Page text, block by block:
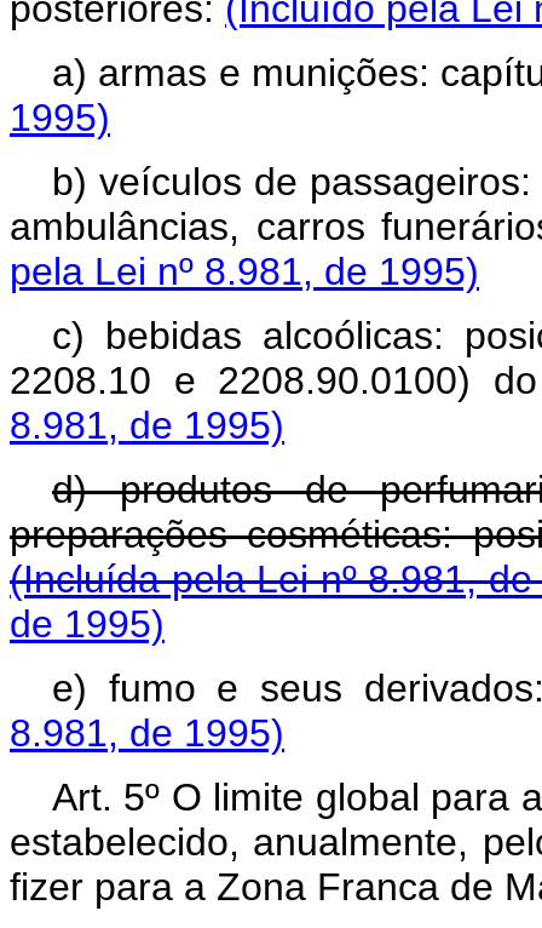
a) armas e munições:
1995)
b) veículos de
ambulâncias, carros
pela Lei nº 8.981, de 1995)
c) bebidas alcoólicas:
2208.10 e 2208.90.0100)
8.981, de 1995)
d) produtos de
preparações cosméticas:
(Incluída pela Lei nº 8.981,
de 1995)
e) fumo e seus
8.981, de 1995)
Art. 5º O limite global para
estabelecido, anualmente,
fizer para a Zona Franca de